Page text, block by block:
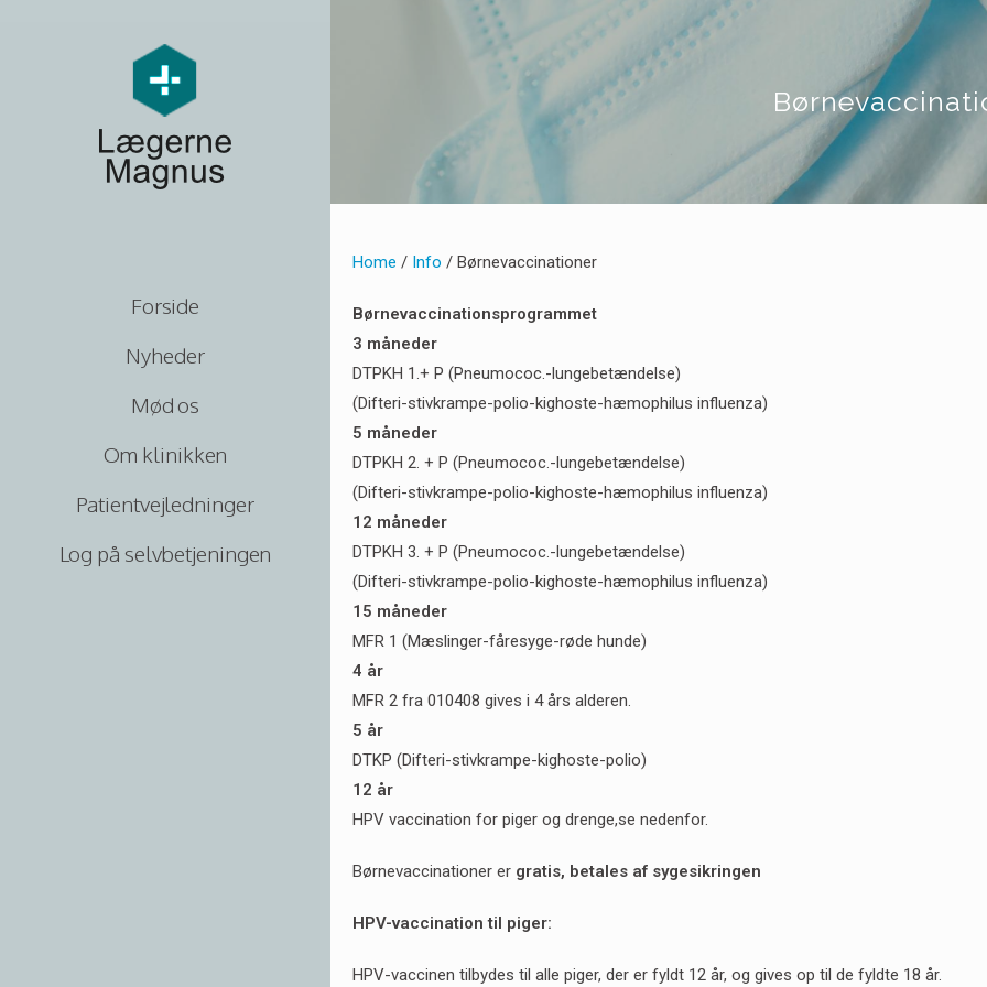
Forside
Nyheder
Mød os
Om klinikken
Patientvejledninger
Log på selvbetjeningen
Home / Info / Børnevaccinationer
Børnevaccinationsprogrammet
3 måneder
DTPKH 1.+ P (Pneumococ.-lungebetændelse)
(Difteri-stivkrampe-polio-kighoste-hæmophilus influenza)
5 måneder
DTPKH 2. + P (Pneumococ.-lungebetændelse)
(Difteri-stivkrampe-polio-kighoste-hæmophilus influenza)
12 måneder
DTPKH 3. + P (Pneumococ.-lungebetændelse)
(Difteri-stivkrampe-polio-kighoste-hæmophilus influenza)
15 måneder
MFR 1 (Mæslinger-fåresyge-røde hunde)
4 år
MFR 2 fra 010408 gives i 4 års alderen.
5 år
DTKP (Difteri-stivkrampe-kighoste-polio)
12 år
HPV vaccination for piger og drenge,se nedenfor.
Børnevaccinationer er gratis, betales af sygesikringen
HPV-vaccination til piger:
HPV-vaccinen tilbydes til alle piger, der er fyldt 12 år, og gives op til de fyldte 18 år.